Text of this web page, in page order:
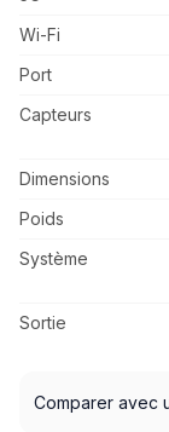
Wi-Fi
Port
Capteurs
Dimensions
Poids
Système
Sortie
Comparer avec